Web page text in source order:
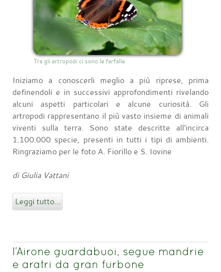
Tra gli artropodi ci sono le farfalle
Iniziamo a conoscerli meglio a più riprese, prima
definendoli e in successivi approfondimenti rivelando
alcuni aspetti particolari e alcune curiosità. Gli
artropodi rappresentano il più vasto insieme di animali
viventi sulla terra. Sono state descritte all'incirca
1.100.000 specie, presenti in tutti i tipi di ambienti.
Ringraziamo per le foto A. Fiorillo e S. Iovine
di Giulia Vattani
Leggi tutto...
l’Airone guardabuoi, segue mandrie
e aratri da gran furbone